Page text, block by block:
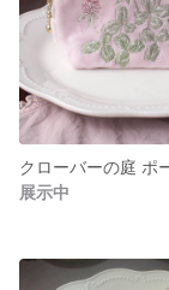
クローバーの庭 ポ
展示中